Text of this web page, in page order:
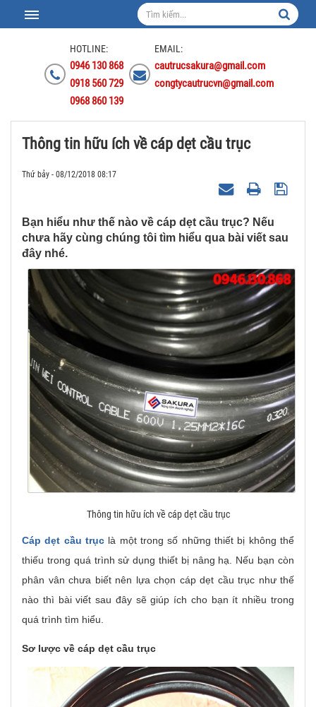
HOTLINE:
0946 130 868
0918 560 729
0968 860 139
EMAIL:
cautrucsakura@gmail.com
congtycautrucvn@gmail.com
Thông tin hữu ích về cáp dẹt cầu trục
Thứ bảy - 08/12/2018 08:17
Bạn hiểu như thế nào về cáp dẹt cầu trục? Nếu
chưa hãy cùng chúng tôi tìm hiểu qua bài viết sau
đây nhé.
Thông tin hữu ích về cáp dẹt cầu trục
Cáp dẹt cầu trục là một trong số những thiết bị không thể
thiếu trong quá trình sử dụng thiết bị nâng hạ. Nếu bạn còn
phân vân chưa biết nên lựa chọn cáp dẹt cầu trục như thế
nào thì bài viết sau đây sẽ giúp ích cho bạn ít nhiều trong
quá trình tìm hiểu.
Sơ lược về cáp dẹt cầu trục